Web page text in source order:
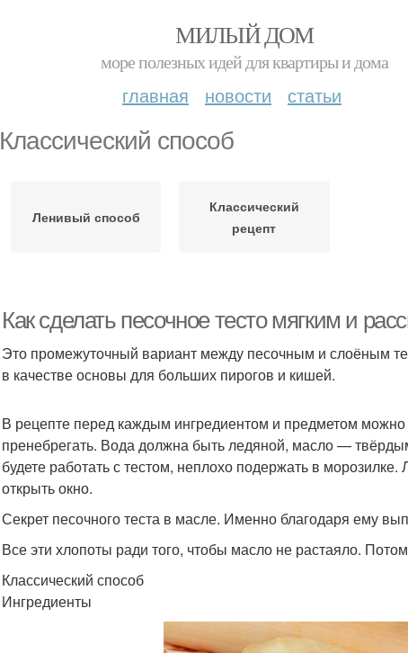
МИЛЫЙ ДОМ
море полезных идей для квартиры и дома
главная новости статьи
Классический способ
Ленивый способ
Классический
рецепт
Как сделать песочное тесто мягким и
Это промежуточный вариант между песочным и слоёным
в качестве основы для больших пирогов и кишей.
В рецепте перед каждым ингредиентом и предметом
пренебрегать. Вода должна быть ледяной, масло —
будете работать с тестом, неплохо подержать в
открыть окно.
Секрет песочного теста в масле. Именно благодаря ему
Все эти хлопоты ради того, чтобы масло не растаяло.
Классический способ
Ингредиенты